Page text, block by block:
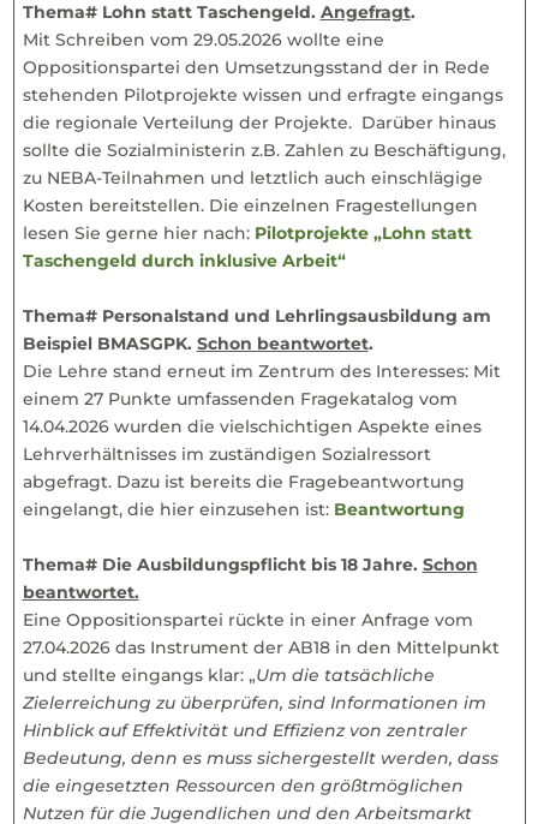
Thema# Lohn statt Taschengeld. Angefragt.
Mit Schreiben vom 29.05.2026 wollte eine
Oppositionspartei den Umsetzungsstand der in Rede
stehenden Pilotprojekte wissen und erfragte eingangs
die regionale Verteilung der Projekte. Darüber hinaus
sollte die Sozialministerin z.B. Zahlen zu Beschäftigung,
zu NEBA-Teilnahmen und letztlich auch einschlägige
Kosten bereitstellen. Die einzelnen Fragestellungen
lesen Sie gerne hier nach: Pilotprojekte „Lohn statt
Taschengeld durch inklusive Arbeit“
Thema# Personalstand und Lehrlingsausbildung am
Beispiel BMASGPK. Schon beantwortet.
Die Lehre stand erneut im Zentrum des Interesses: Mit
einem 27 Punkte umfassenden Fragekatalog vom
14.04.2026 wurden die vielschichtigen Aspekte eines
Lehrverhältnisses im zuständigen Sozialressort
abgefragt. Dazu ist bereits die Fragebeantwortung
eingelangt, die hier einzusehen ist: Beantwortung
Thema# Die Ausbildungspflicht bis 18 Jahre. Schon
beantwortet.
Eine Oppositionspartei rückte in einer Anfrage vom
27.04.2026 das Instrument der AB18 in den Mittelpunkt
und stellte eingangs klar: „Um die tatsächliche
Zielerreichung zu überprüfen, sind Informationen im
Hinblick auf Effektivität und Effizienz von zentraler
Bedeutung, denn es muss sichergestellt werden, dass
die eingesetzten Ressourcen den größtmöglichen
Nutzen für die Jugendlichen und den Arbeitsmarkt